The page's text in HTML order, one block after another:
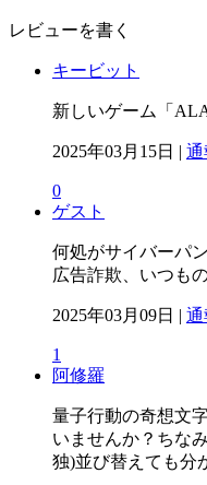
レビューを書く
キービット
新しいゲーム「
2025年03月15日 | 通
0
ゲスト
何処がサイバーパ
広告詐欺、いつも
2025年03月09日 | 通
1
阿修羅
量子行動の奇想文
いませんか？ちな
独)並び替えても分